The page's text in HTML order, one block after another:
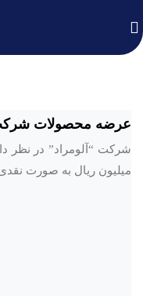
عرضه محصولات شرکت
میلیون ریال به صورت